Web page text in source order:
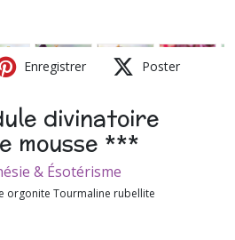
Enregistrer Poster
divinatoire
mousse ***
& Ésotérisme
orgonite Tourmaline rubellite